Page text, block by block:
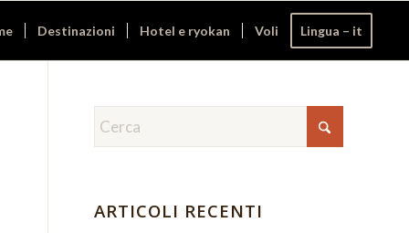
Destinazioni Hotel e ryokan Voli Lingua – it
ARTICOLI RECENTI